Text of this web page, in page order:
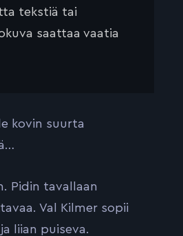
tekstiä tai
saattaa vaatia
kovin suurta
Pidin tavallaan
Val Kilmer sopii
liian puiseva.